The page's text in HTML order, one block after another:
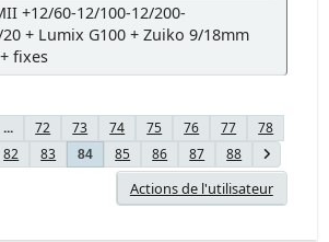
+12/60-12/100-12/200-
20 + Lumix G100 + Zuiko 9/18mm
fixes
... 72 73 74 75 76 77
78
82 83 84 85 86 87 88
Actions de l'utilisateur